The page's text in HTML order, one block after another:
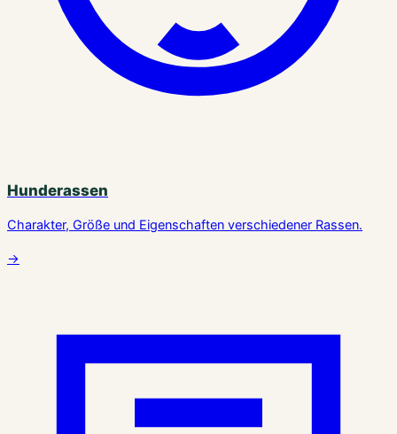
Hunderassen
Charakter, Größe und Eigenschaften verschiedener Rassen.
→